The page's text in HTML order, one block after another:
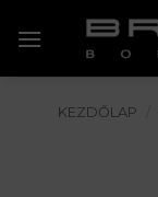
KEZDŐLAP